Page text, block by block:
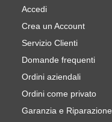
Accedi
Crea un Account
Servizio Clienti
Domande frequenti
Ordini aziendali
Ordini come privato
Garanzia e Riparazione